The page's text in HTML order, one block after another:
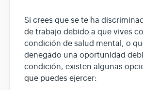
Si crees que se te ha
de trabajo debido a que vives
condición de salud mental, o
denegado una oportunidad
condición, existen algunas
que puedes ejercer: